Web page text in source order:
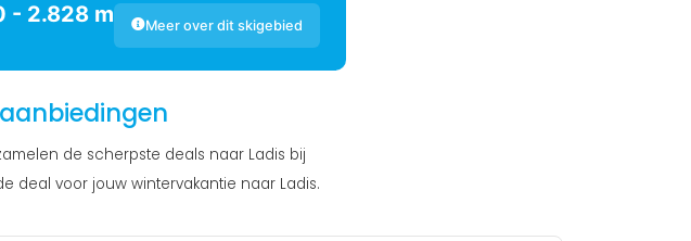
- 2.828 m Meer over dit skigebied
de scherpste deals naar Ladis bij
deal voor jouw wintervakantie naar Ladis.